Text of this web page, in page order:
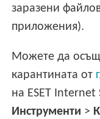
заразени
приложения).
Можете да
карантината от
на ESET
Инструменти >